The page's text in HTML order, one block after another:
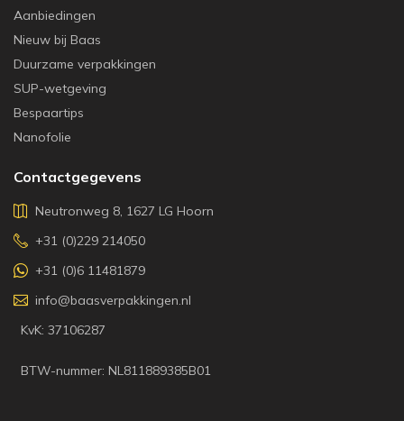
Aanbiedingen
Nieuw bij Baas
Duurzame verpakkingen
SUP-wetgeving
Bespaartips
Nanofolie
Contactgegevens
Neutronweg 8, 1627 LG Hoorn
+31 (0)229 214050
+31 (0)6 11481879
info@baasverpakkingen.nl
KvK: 37106287
BTW-nummer: NL811889385B01